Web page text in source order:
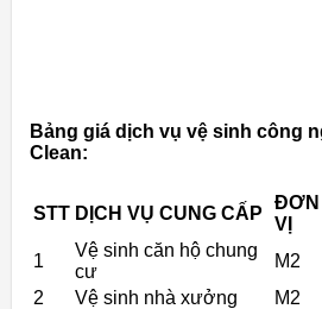
Bảng giá dịch vụ vệ sinh công
Clean:
STT DỊCH VỤ CUNG CẤP
ĐƠN
VỊ
1
Vệ sinh căn hộ chung
cư
M2
2
Vệ sinh nhà xưởng M2